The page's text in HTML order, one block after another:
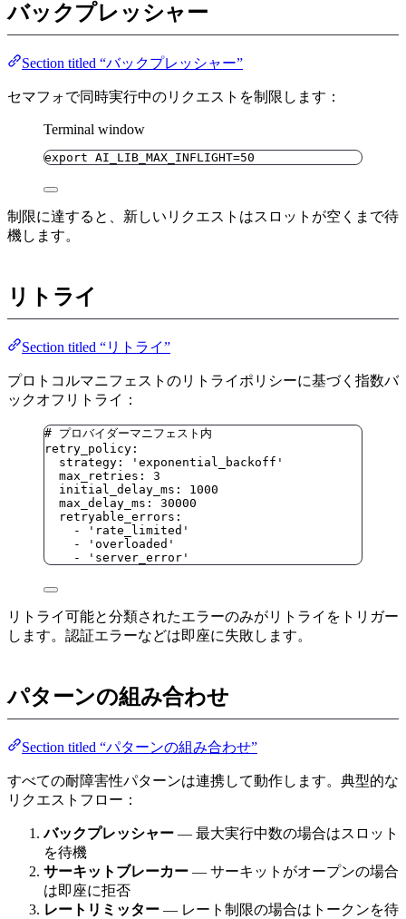
バックプレッシャー
Section titled “バックプレッシャー”
セマフォで同時実行中のリクエストを制限します：
Terminal window
export AI_LIB_MAX_INFLIGHT=50
制限に達すると、新しいリクエストはスロットが空くまで待
機します。
リトライ
Section titled “リトライ”
プロトコルマニフェストのリトライポリシーに基づく指数バ
ックオフリトライ：
# プロバイダーマニフェスト内
retry_policy :
strategy : ' exponential_backoff '
max_retries : 3
initial_delay_ms : 1000
max_delay_ms : 30000
retryable_errors :
-
' rate_limited '
-
' overloaded '
-
' server_error '
リトライ可能と分類されたエラーのみがリトライをトリガー
します。認証エラーなどは即座に失敗します。
パターンの組み合わせ
Section titled “パターンの組み合わせ”
すべての耐障害性パターンは連携して動作します。典型的な
リクエストフロー：
バックプレッシャー — 最大実行中数の場合はスロット
を待機
サーキットブレーカー — サーキットがオープンの場合
は即座に拒否
レートリミッター — レート制限の場合はトークンを待